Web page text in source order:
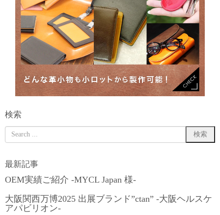
検索
最新記事
OEM実績ご紹介 -MYCL Japan 様-
大阪関西万博2025 出展ブランド”ctan” -大阪ヘルスケ
アパビリオン-